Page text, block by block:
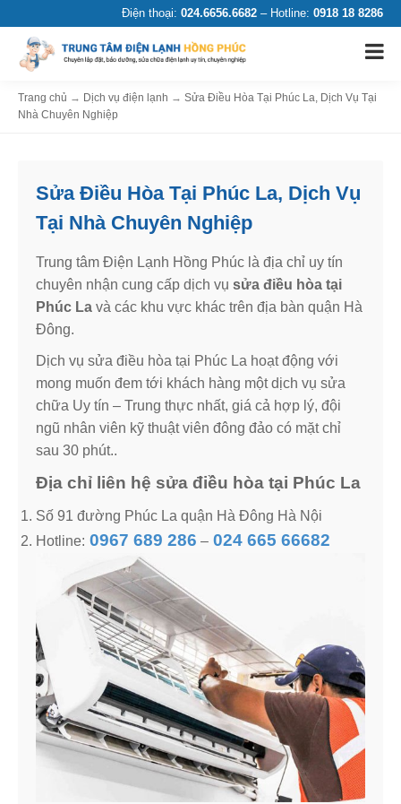
Điện thoại: 024.6656.6682 – Hotline: 0918 18 8286
Trang chủ → Dịch vụ điện lạnh → Sửa Điều Hòa Tại Phúc La, Dịch Vụ Tại
Nhà Chuyên Nghiệp
Sửa Điều Hòa Tại Phúc La, Dịch Vụ
Tại Nhà Chuyên Nghiệp
Trung tâm Điện Lạnh Hồng Phúc là địa chỉ uy tín
chuyên nhận cung cấp dịch vụ sửa điều hòa tại
Phúc La và các khu vực khác trên địa bàn quận Hà
Đông.
Dịch vụ sửa điều hòa tại Phúc La hoạt động với
mong muốn đem tới khách hàng một dịch vụ sửa
chữa Uy tín – Trung thực nhất, giá cả hợp lý, đội
ngũ nhân viên kỹ thuật viên đông đảo có mặt chỉ
sau 30 phút..
Địa chỉ liên hệ sửa điều hòa tại Phúc La
Số 91 đường Phúc La quận Hà Đông Hà Nội
Hotline: 0967 689 286 – 024 665 66682